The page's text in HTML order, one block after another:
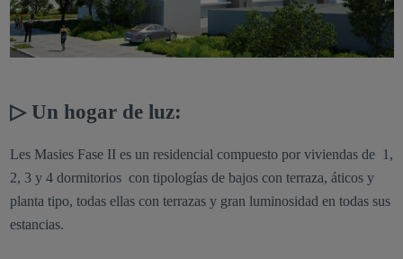
▷ Un hogar de luz:
Les Masies Fase II es un residencial compuesto por viviendas de 1,
2, 3 y 4 dormitorios con tipologías de bajos con terraza, áticos y
planta tipo, todas ellas con terrazas y gran luminosidad en todas sus
estancias.